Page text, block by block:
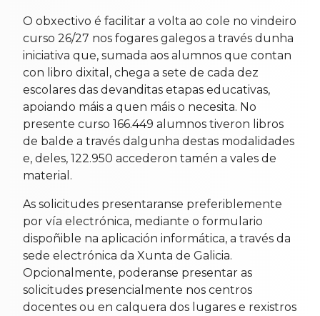
O obxectivo é facilitar a volta ao cole no vindeiro
curso 26/27 nos fogares galegos a través dunha
iniciativa que, sumada aos alumnos que contan
con libro dixital, chega a sete de cada dez
escolares das devanditas etapas educativas,
apoiando máis a quen máis o necesita. No
presente curso 166.449 alumnos tiveron libros
de balde a través dalgunha destas modalidades
e, deles, 122.950 accederon tamén a vales de
material.
As solicitudes presentaranse preferiblemente
por vía electrónica, mediante o formulario
dispoñible na aplicación informática, a través da
sede electrónica da Xunta de Galicia.
Opcionalmente, poderanse presentar as
solicitudes presencialmente nos centros
docentes ou en calquera dos lugares e rexistros